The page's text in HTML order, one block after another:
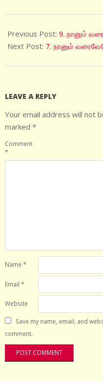
07-
15
Previous Post: 9. நானும்
Next Post: 7. நானும்
LEAVE A REPLY
Your email address will not
marked *
Comment
*
Name *
Email *
Website
Save my name, email, and
comment.